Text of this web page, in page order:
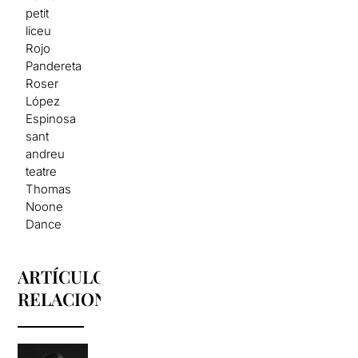
petit
liceu
Rojo
Pandereta
Roser
López
Espinosa
sant
andreu
teatre
Thomas
Noone
Dance
ARTÍCULOS
RELACIONADOS